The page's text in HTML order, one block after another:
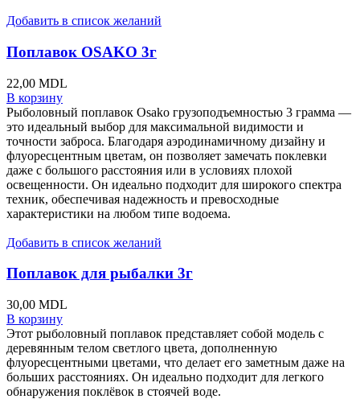
Добавить в список желаний
Поплавок OSAKO 3г
22,00 MDL
В корзину
Рыболовный поплавок Osako грузоподъемностью 3 грамма —
это идеальный выбор для максимальной видимости и
точности заброса. Благодаря аэродинамичному дизайну и
флуоресцентным цветам, он позволяет замечать поклевки
даже с большого расстояния или в условиях плохой
освещенности. Он идеально подходит для широкого спектра
техник, обеспечивая надежность и превосходные
характеристики на любом типе водоема.
Добавить в список желаний
Поплавок для рыбалки 3г
30,00 MDL
В корзину
Этот рыболовный поплавок представляет собой модель с
деревянным телом светлого цвета, дополненную
флуоресцентными цветами, что делает его заметным даже на
больших расстояниях. Он идеально подходит для легкого
обнаружения поклёвок в стоячей воде.